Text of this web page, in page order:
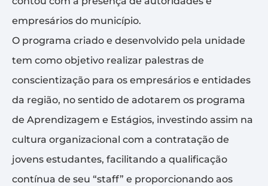
empresários do município.
O programa criado e desenvolvido pela unidade
tem como objetivo realizar palestras de
conscientização para os empresários e entidades
da região, no sentido de adotarem os programa
de Aprendizagem e Estágios, investindo assim na
cultura organizacional com a contratação de
jovens estudantes, facilitando a qualificação
contínua de seu “staff” e proporcionando aos